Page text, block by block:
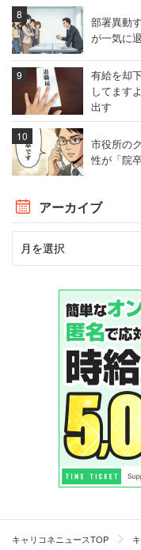
部署異動
有給を却
してます
出す
市役所の
性が「院
アーカイブ
キャリコネニュースTOP